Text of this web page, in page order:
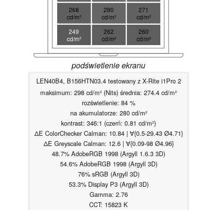
268
cd/m²
280
cd/m²
271
cd/m²
249
cd/m²
262
cd/m²
260
cd/m²
podświetlenie ekranu
LEN40B4, B156HTN03.4 testowany z X-Rite i1Pro 2
maksimum: 298 cd/m² (Nits) średnia: 274.4 cd/m²
rozświetlenie: 84 %
na akumulatorze: 280 cd/m²
kontrast: 346:1 (czerń: 0.81 cd/m²)
ΔE ColorChecker Calman: 10.84 | ∀{0.5-29.43 Ø4.71}
ΔE Greyscale Calman: 12.6 | ∀{0.09-98 Ø4.96}
48.7% AdobeRGB 1998 (Argyll 1.6.3 3D)
54.6% AdobeRGB 1998 (Argyll 3D)
76% sRGB (Argyll 3D)
53.3% Display P3 (Argyll 3D)
Gamma: 2.76
CCT: 15823 K